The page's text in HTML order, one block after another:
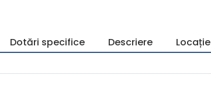
Dotări specifice Descriere Locație